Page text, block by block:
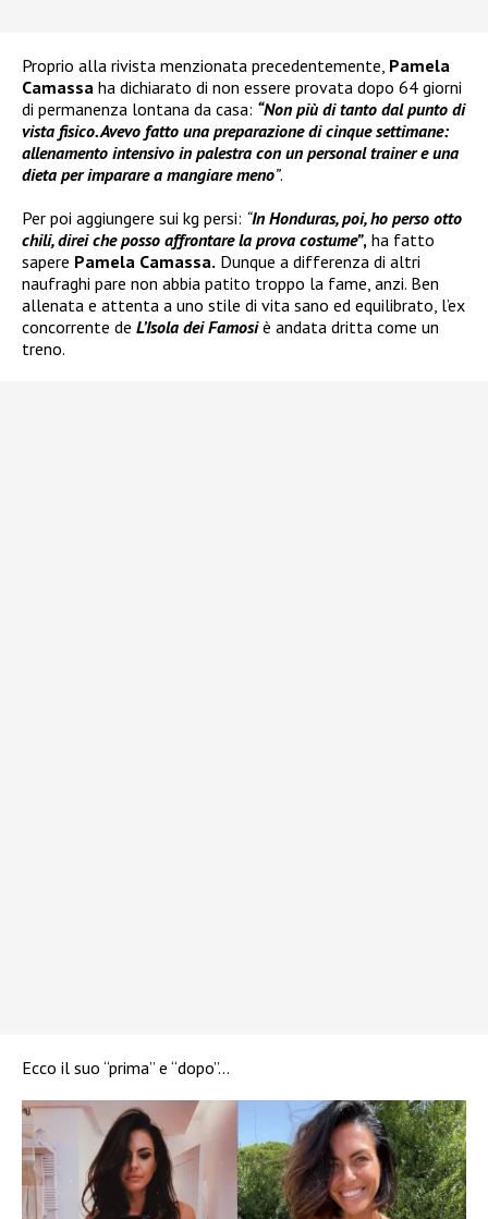
Proprio alla rivista menzionata precedentemente, Pamela
Camassa ha dichiarato di non essere provata dopo 64 giorni
di permanenza lontana da casa: “Non più di tanto dal punto di
vista fisico. Avevo fatto una preparazione di cinque settimane:
allenamento intensivo in palestra con un personal trainer e una
dieta per imparare a mangiare meno”.
Per poi aggiungere sui kg persi: “In Honduras, poi, ho perso otto
chili, direi che posso affrontare la prova costume”, ha fatto
sapere Pamela Camassa. Dunque a differenza di altri
naufraghi pare non abbia patito troppo la fame, anzi. Ben
allenata e attenta a uno stile di vita sano ed equilibrato, l’ex
concorrente de L’Isola dei Famosiè andata dritta come un
treno.
Ecco il suo “prima” e “dopo”…